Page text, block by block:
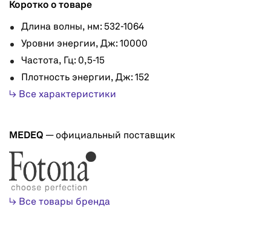
Коротко о товаре
Длина волны, нм: 532-1064
Уровни энергии, Дж: 10000
Частота, Гц: 0,5-15
Плотность энергии, Дж: 152
↳ Все характеристики
MEDEQ — официальный поставщик
↳ Все товары бренда